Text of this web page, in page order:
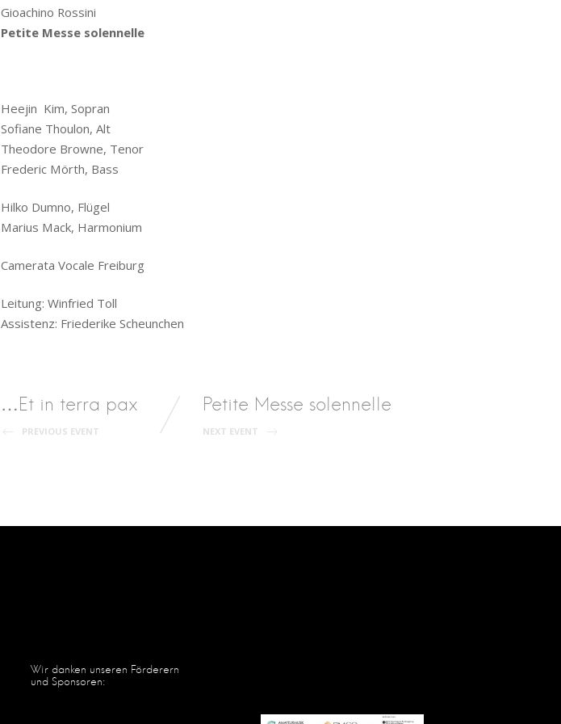
Gioachino Rossini
Petite Messe solennelle
Heejin Kim, Sopran
Sofiane Thoulon, Alt
Theodore Browne, Tenor
Frederic Mörth, Bass
Hilko Dumno, Flügel
Marius Mack, Harmonium
Camerata Vocale Freiburg
Leitung: Winfried Toll
Assistenz: Friederike Scheunchen
Post
navigation
…Et in terra pax
PREVIOUS EVENT
Petite Messe solennelle
NEXT EVENT
Wir danken unseren Förderern
und Sponsoren: